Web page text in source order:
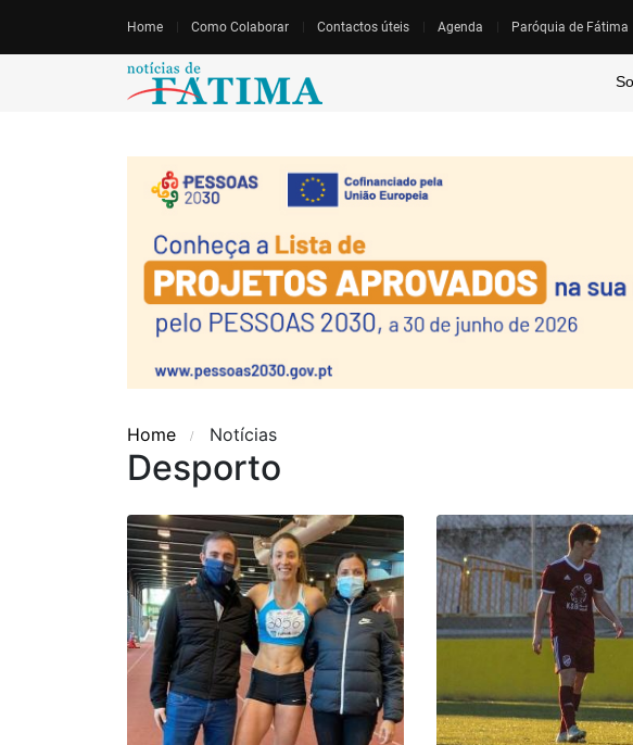
Home Como Colaborar Contactos úteis Agenda Paróquia de Fátima
Home Notícias
Desporto